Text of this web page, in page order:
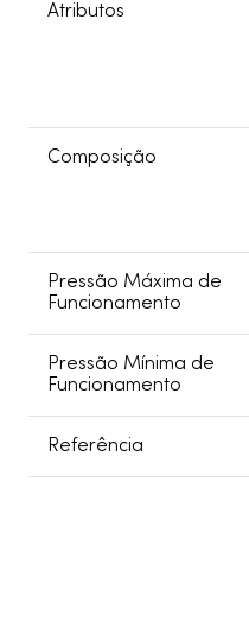
Atributos
Composição
Pressão Máxima de
Funcionamento
Pressão Mínima de
Funcionamento
Referência